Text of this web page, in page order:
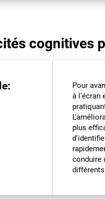
cognitives
Pour
à l'écran
plus
conduire